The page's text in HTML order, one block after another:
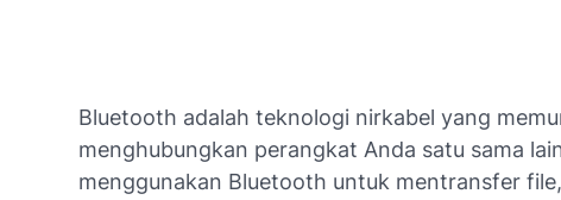
Bluetooth adalah teknologi nirkabel yang
menghubungkan perangkat Anda satu sama
menggunakan Bluetooth untuk mentransfer